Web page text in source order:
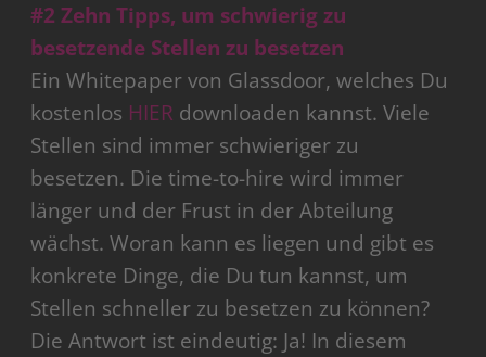
#2 Zehn Tipps, um schwierig zu
besetzende Stellen zu besetzen
Ein Whitepaper von Glassdoor, welches Du
kostenlos HIER downloaden kannst. Viele
Stellen sind immer schwieriger zu
besetzen. Die time-to-hire wird immer
länger und der Frust in der Abteilung
wächst. Woran kann es liegen und gibt es
konkrete Dinge, die Du tun kannst, um
Stellen schneller zu besetzen zu können?
Die Antwort ist eindeutig: Ja! In diesem